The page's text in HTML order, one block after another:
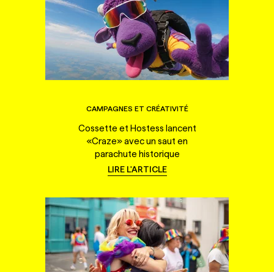
CAMPAGNES ET CRÉATIVITÉ
Cossette et Hostess lancent
«Craze» avec un saut en
parachute historique
LIRE L'ARTICLE